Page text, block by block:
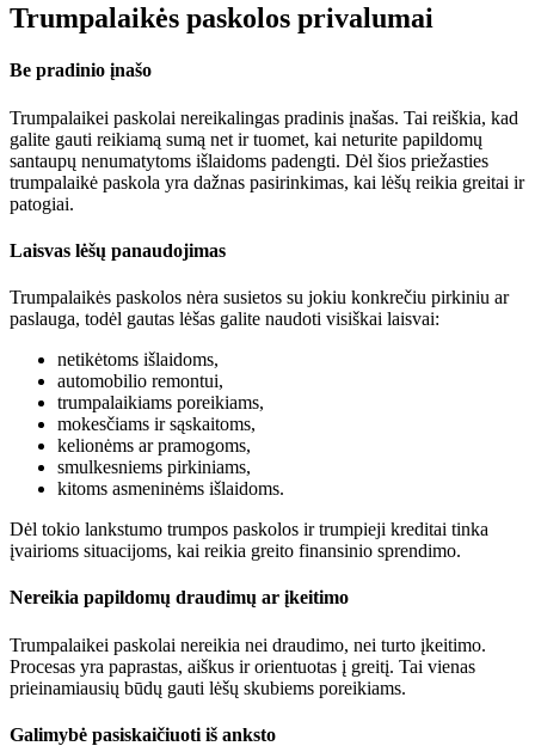
Trumpalaikės paskolos privalumai
Be pradinio įnašo
Trumpalaikei paskolai nereikalingas pradinis įnašas. Tai reiškia, kad
galite gauti reikiamą sumą net ir tuomet, kai neturite papildomų
santaupų nenumatytoms išlaidoms padengti. Dėl šios priežasties
trumpalaikė paskola yra dažnas pasirinkimas, kai lėšų reikia greitai ir
patogiai.
Laisvas lėšų panaudojimas
Trumpalaikės paskolos nėra susietos su jokiu konkrečiu pirkiniu ar
paslauga, todėl gautas lėšas galite naudoti visiškai laisvai:
netikėtoms išlaidoms,
automobilio remontui,
trumpalaikiams poreikiams,
mokesčiams ir sąskaitoms,
kelionėms ar pramogoms,
smulkesniems pirkiniams,
kitoms asmeninėms išlaidoms.
Dėl tokio lankstumo trumpos paskolos ir trumpieji kreditai tinka
įvairioms situacijoms, kai reikia greito finansinio sprendimo.
Nereikia papildomų draudimų ar įkeitimo
Trumpalaikei paskolai nereikia nei draudimo, nei turto įkeitimo.
Procesas yra paprastas, aiškus ir orientuotas į greitį. Tai vienas
prieinamiausių būdų gauti lėšų skubiems poreikiams.
Galimybė pasiskaičiuoti iš anksto